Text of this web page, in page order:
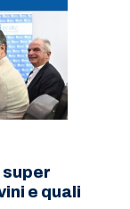
super
e quali